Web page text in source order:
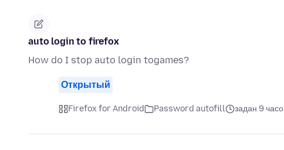
auto login to firefox
How do I stop auto login togames?
Открытый
Firefox for Android Password autofill задан 9